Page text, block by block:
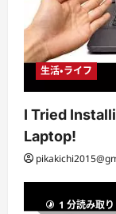
生活・ライフ
I Tried
Laptop!
1 分読み取り